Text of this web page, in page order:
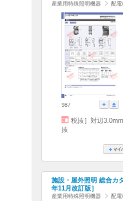
産業用特殊照明機器 配電
987
税抜］対辺3.0mm
抜
施設・屋外照明 総合カ
年11月改訂版］
産業用特殊照明機器 配電